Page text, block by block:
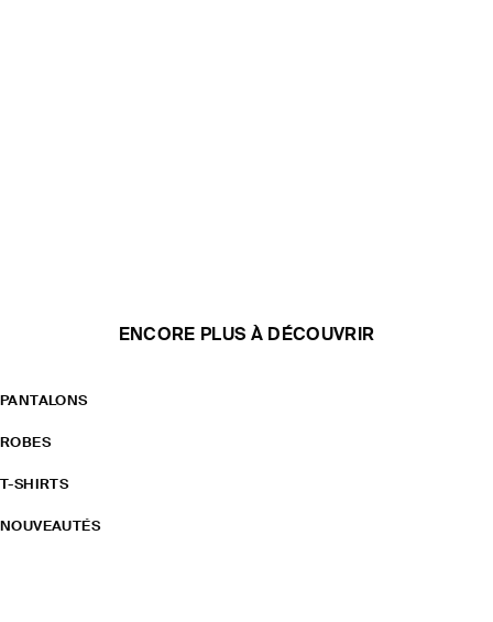
ENCORE PLUS À DÉCOUVRIR
PANTALONS
ROBES
T-SHIRTS
NOUVEAUTÉS